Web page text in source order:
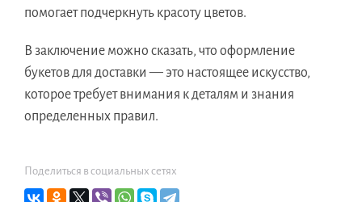
помогает подчеркнуть красоту цветов.
В заключение можно сказать, что оформление
букетов для доставки — это настоящее искусство,
которое требует внимания к деталям и знания
определенных правил.
Поделиться в социальных сетях